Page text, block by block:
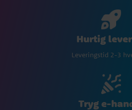
Hurtig
Leveringstid 2-3
Tryg e-